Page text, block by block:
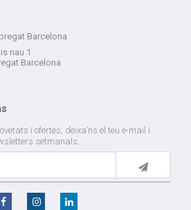
Barcelona
nau 1
Barcelona
i ofertes, deixa’ns el teu e-mail i
setmanals.